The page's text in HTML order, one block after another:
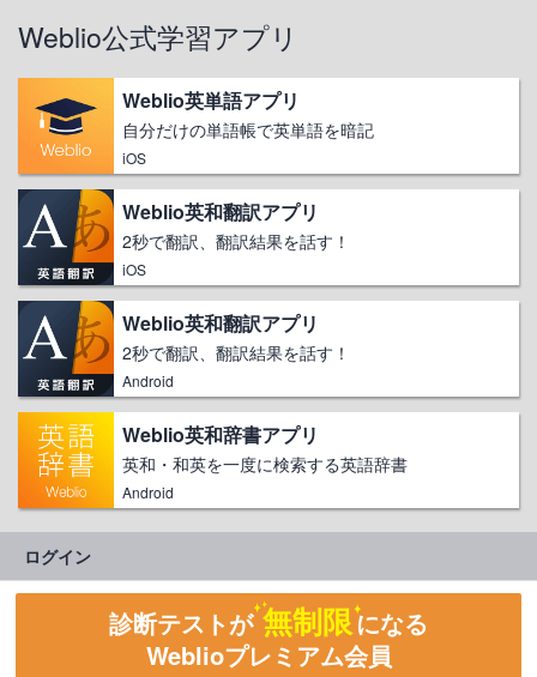
Weblio公式学習アプリ
Weblio英単語アプリ
自分だけの単語帳で英単語を暗記
iOS
Weblio英和翻訳アプリ
2秒で翻訳、翻訳結果を話す！
iOS
Weblio英和翻訳アプリ
2秒で翻訳、翻訳結果を話す！
Android
Weblio英和辞書アプリ
英和・和英を一度に検索する英語辞書
Android
ログイン
診断テストが 無制限になる
Weblioプレミアム会員